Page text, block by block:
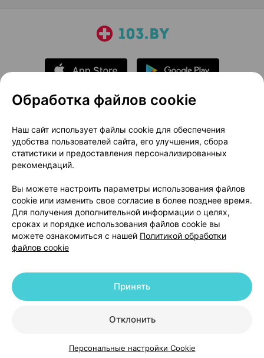
КаталогКорзинаИзбранноеПрофиль
О проекте
Новости проекта
Размещение рекламы
Медицинский маркетинг
Публичный договор
Доставка
Способы оплаты
Вакансии
Партнеры
Написать руководителю 103.by
Написать в поддержку
Персональные настройки Cookie
© 2026 ООО «Артокс Лаб», УНП 191700409 | 220012, Республика Беларусь,
+375 291212755
Обработка файлов cookie
Наш сайт использует файлы cookie для обеспечения
удобства пользователей сайта, его улучшения, сбора
статистики и предоставления персонализированных
рекомендаций.
Вы можете настроить параметры использования файлов
cookie или изменить свое согласие в более позднее время.
Для получения дополнительной информации о целях,
сроках и порядке использования файлов cookie вы
можете ознакомиться с нашей Политикой обработки
файлов cookie
Отклонить
Принять
Персональные настройки Cookie